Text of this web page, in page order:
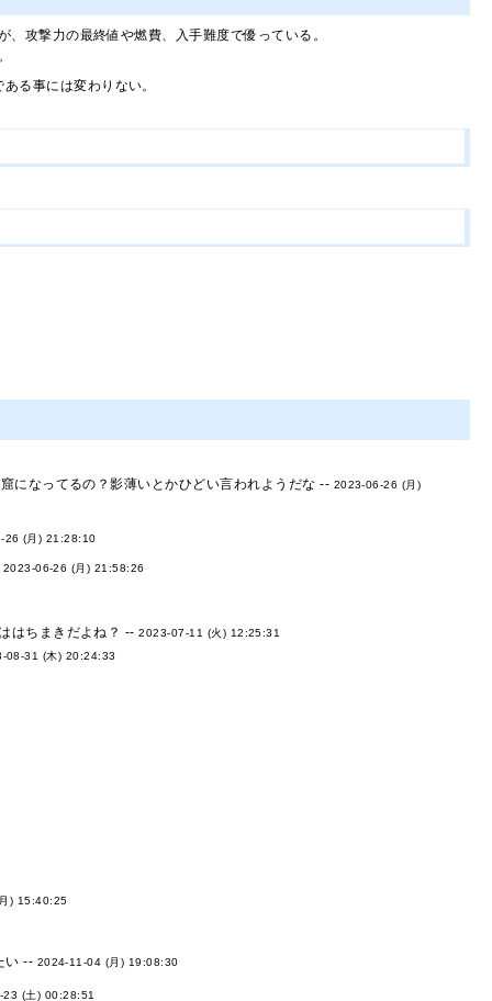
、攻撃力の最終値や燃費、入手難度で優っている。
る事には変わりない。
になってるの？影薄いとかひどい言われようだな -- 2023-06-26 (月)
26 (月) 21:28:10
2023-06-26 (月) 21:58:26
はちまきだよね？ --2023-07-11 (火) 12:25:31
08-31 (木) 20:24:33
) 15:40:25
い -- 2024-11-04 (月) 19:08:30
23 (土) 00:28:51